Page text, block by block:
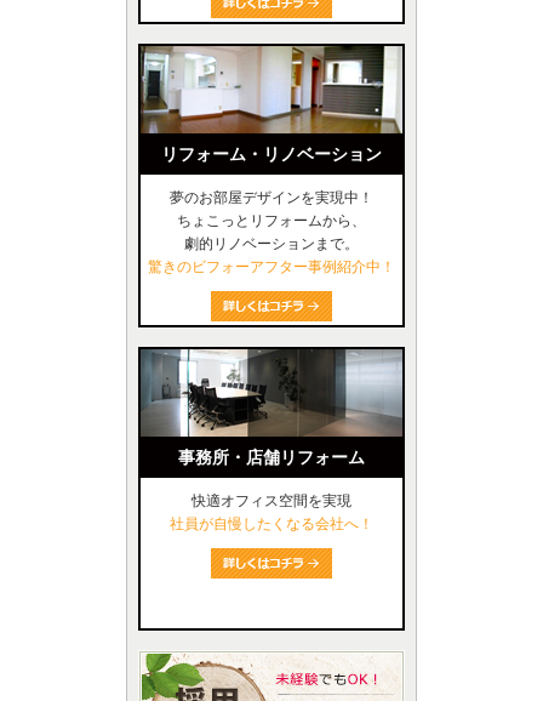
リフォーム・リノベーション
夢のお部屋デザインを実現中！
ちょこっとリフォームから、
劇的リノベーションまで。
驚きのビフォーアフター事例紹介中！
事務所・店舗リフォーム
快適オフィス空間を実現
社員が自慢したくなる会社へ！